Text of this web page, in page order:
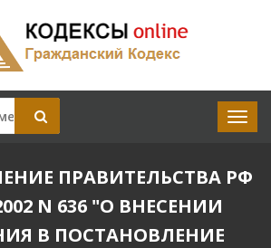
ПРАВИТЕЛЬСТВА РФ
N 636 "О ВНЕСЕНИИ
В ПОСТАНОВЛЕНИЕ